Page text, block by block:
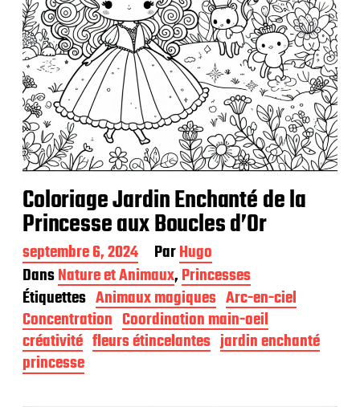
Coloriage Jardin Enchanté de la
Princesse aux Boucles d’Or
D
a
t
e
d
e
p
u
b
septembre 6, 2024 ParHugo
DansNature et Animaux,Princesses
Étiquettes Animaux magiques Arc-en-ciel
Concentration Coordination main-oeil
créativité fleurs étincelantes jardin enchanté
princesse